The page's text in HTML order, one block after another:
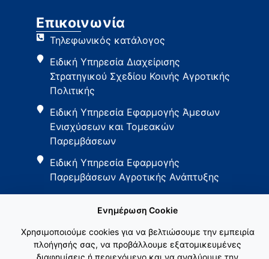
Επικοινωνία
Τηλεφωνικός κατάλογος
Ειδική Υπηρεσία Διαχείρισης
Στρατηγικού Σχεδίου Κοινής Αγροτικής
Πολιτικής
Ειδική Υπηρεσία Εφαρμογής Άμεσων
Ενισχύσεων και Τομεακών
Παρεμβάσεων
Ειδική Υπηρεσία Εφαρμογής
Παρεμβάσεων Αγροτικής Ανάπτυξης
Ενημέρωση Cookie
Χρησιμοποιούμε cookies για να βελτιώσουμε την εμπειρία
πλοήγησής σας, να προβάλλουμε εξατομικευμένες
διαφημίσεις ή περιεχόμενο και να αναλύουμε την